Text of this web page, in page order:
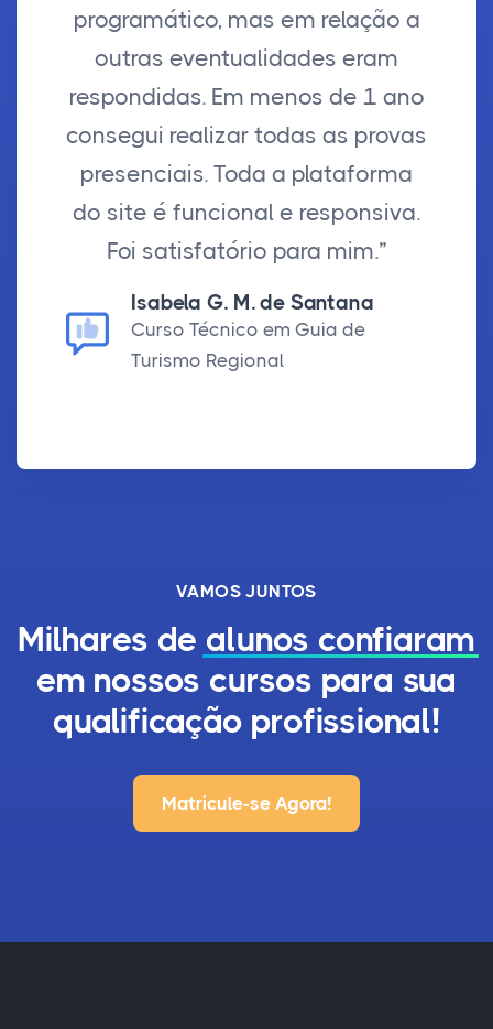
programático, mas em relação a
outras eventualidades eram
respondidas. Em menos de 1 ano
consegui realizar todas as provas
presenciais. Toda a plataforma
do site é funcional e responsiva.
Foi satisfatório para mim.”
Isabela G. M. de Santana
Curso Técnico em Guia de
Turismo Regional
VAMOS JUNTOS
Milhares de alunos confiaram
em nossos cursos para sua
qualificação profissional!
Matricule-se Agora!